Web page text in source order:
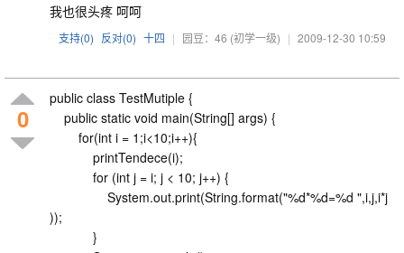
我也很头疼 呵呵
支持(0) 反对(0) 十四 | 园豆：46 (初学一级) | 2009-12-30 10:59
0
public class TestMutiple {
public static void main(String[] args) {
for(int i = 1;i<10;i++){
printTendece(i);
for (int j = i; j < 10; j++) {
System.out.print(String.format("%d*%d=%d ",i,j,i*j
));
}